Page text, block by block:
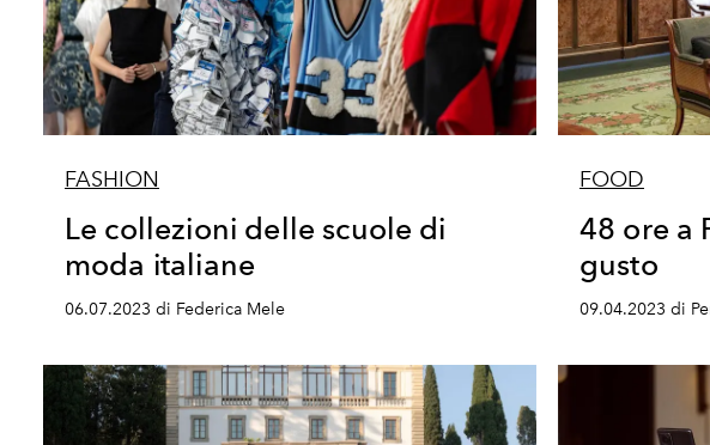
FASHION
Le collezioni delle scuole di
moda italiane
06.07.2023 di Federica Mele
FOOD
48 ore a
gusto
09.04.2023 di